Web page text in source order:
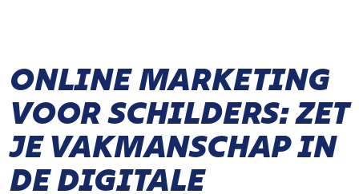
ONLINE MARKETING
VOOR SCHILDERS: ZET
JE VAKMANSCHAP IN
DE DIGITALE